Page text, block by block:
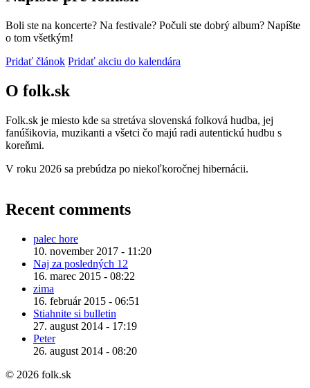
Boli ste na koncerte? Na festivale? Počuli ste dobrý album? Napíšte
o tom všetkým!
Pridať článok Pridať akciu do kalendára
O folk.sk
Folk.sk je miesto kde sa stretáva slovenská folková hudba, jej
fanúšikovia, muzikanti a všetci čo majú radi autentickú hudbu s
koreňmi.
V roku 2026 sa prebúdza po niekoľkoročnej hibernácii.
Recent comments
palec hore
10. november 2017 - 11:20
Naj za posledných 12
16. marec 2015 - 08:22
zima
16. február 2015 - 06:51
Stiahnite si bulletin
27. august 2014 - 17:19
Peter
26. august 2014 - 08:20
© 2026 folk.sk